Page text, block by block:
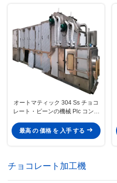
オートマティック 304 Ss チョコ
レート・ビーンの機械 Plc コント
最高 の 価格 を 入手 する
チョコレート加工機